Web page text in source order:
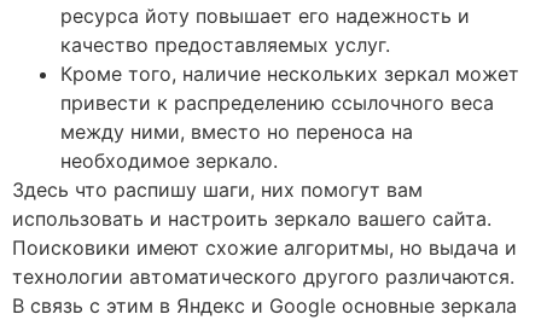
ресурса йоту повышает его надежность и
качество предоставляемых услуг.
Кроме того, наличие нескольких зеркал может
привести к распределению ссылочного веса
между ними, вместо но переноса на
необходимое зеркало.
Здесь что распишу шаги, них помогут вам
использовать и настроить зеркало вашего сайта.
Поисковики имеют схожие алгоритмы, но выдача и
технологии автоматического другого различаются.
В связь с этим в Яндекс и Google основные зеркала